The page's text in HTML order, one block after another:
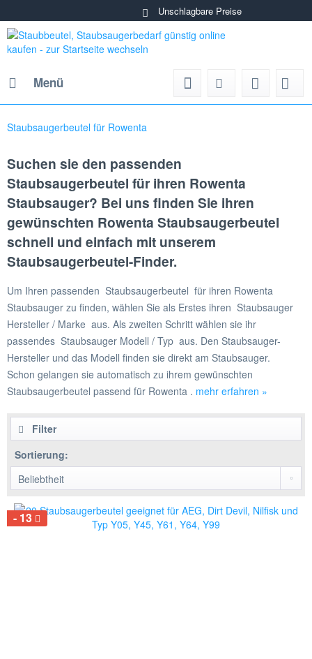
Unschlagbare Preise
Menü
Staubsaugerbeutel für Rowenta
Suchen sie den passenden
Staubsaugerbeutel für ihren Rowenta
Staubsauger? Bei uns finden Sie ihren
gewünschten Rowenta Staubsaugerbeutel
schnell und einfach mit unserem
Staubsaugerbeutel-Finder.
Um Ihren passenden Staubsaugerbeutel für ihren Rowenta
Staubsauger zu finden, wählen Sie als Erstes ihren Staubsauger
Hersteller / Marke aus. Als zweiten Schritt wählen sie ihr
passendes Staubsauger Modell / Typ aus. Den Staubsauger-
Hersteller und das Modell finden sie direkt am Staubsauger.
Schon gelangen sie automatisch zu ihrem gewünschten
Staubsaugerbeutel passend für Rowenta . mehr erfahren »
Filter
Sortierung:
13